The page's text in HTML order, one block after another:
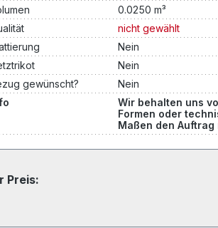
0.0250 m³
nicht gewählt
Nein
Nein
gewünscht?
Nein
Wir behalten uns
Formen oder
Maßen den
Preis: